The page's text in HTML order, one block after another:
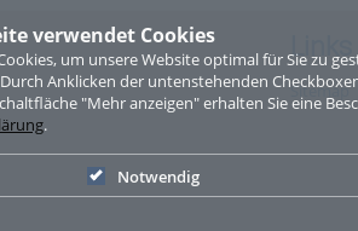
verwendet Cookies
um unsere Website optimal für Sie zu
Anklicken der untenstehenden
"Mehr anzeigen" erhalten Sie eine
.
Notwendig
Links
Sitemap